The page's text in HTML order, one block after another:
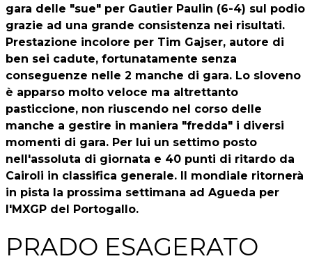
gara delle "sue" per Gautier Paulin (6-4) sul podio
grazie ad una grande consistenza nei risultati.
Prestazione incolore per Tim Gajser, autore di
ben sei cadute, fortunatamente senza
conseguenze nelle 2 manche di gara. Lo sloveno
è apparso molto veloce ma altrettanto
pasticcione, non riuscendo nel corso delle
manche a gestire in maniera "fredda" i diversi
momenti di gara. Per lui un settimo posto
nell'assoluta di giornata e 40 punti di ritardo da
Cairoli in classifica generale. Il mondiale ritornerà
in pista la prossima settimana ad Agueda per
l'MXGP del Portogallo.
PRADO ESAGERATO